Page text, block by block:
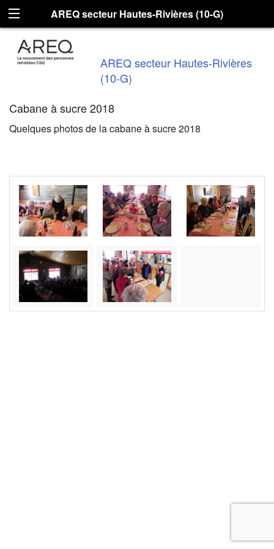
AREQ secteur Hautes-Rivières (10-G)
AREQ secteur Hautes-Rivières
(10-G)
Cabane à sucre 2018
Quelques photos de la cabane à sucre 2018